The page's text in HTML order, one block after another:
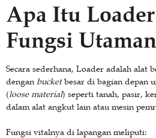
Apa Itu
Fungsi
Secara sederhana, Loader adalah alat
dengan bucketbesar di bagian depan
(loose material) seperti tanah, pasir,
dalam alat angkut lain atau mesin
Fungsi vitalnya di lapangan meliputi: